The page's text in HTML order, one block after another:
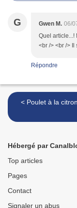
G Gwen M. 06/
Quel article...!
<br /> <br />
Répondre
< Poulet à la
Hébergé par
Top articles
Pages
Contact
Signaler un abus